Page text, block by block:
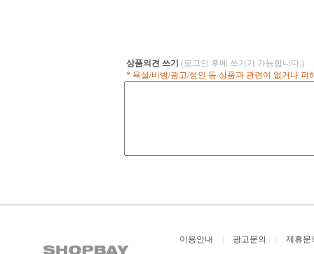
상품의견 쓰기 (로그인 후에 쓰기가 가능합니다.)
* 욕설/비방/광고/성인 등 상품과 관련이 없거나
이용안내 광고문의 제휴문